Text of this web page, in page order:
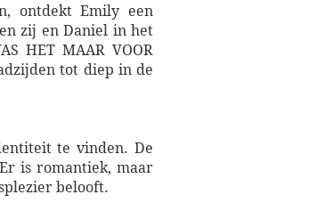
ontdekt Emily een
zij en Daniel in het
HET MAAR VOOR
tot diep in de
te vinden. De
is romantiek, maar
belooft.